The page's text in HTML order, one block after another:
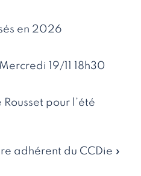
en 2026
19/11 18h30
pour l’été
adhérent du CCDie »